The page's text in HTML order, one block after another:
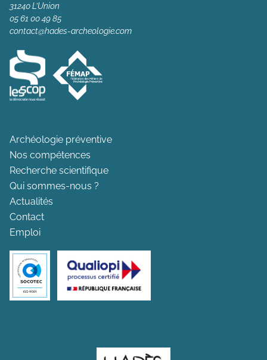
31240 L’Union
05 61 00 49 85
contact@hades-archeologie.com
Archéologie préventive
Nos compétences
Recherche scientifique
Qui sommes-nous ?
Actualités
Contact
Emploi